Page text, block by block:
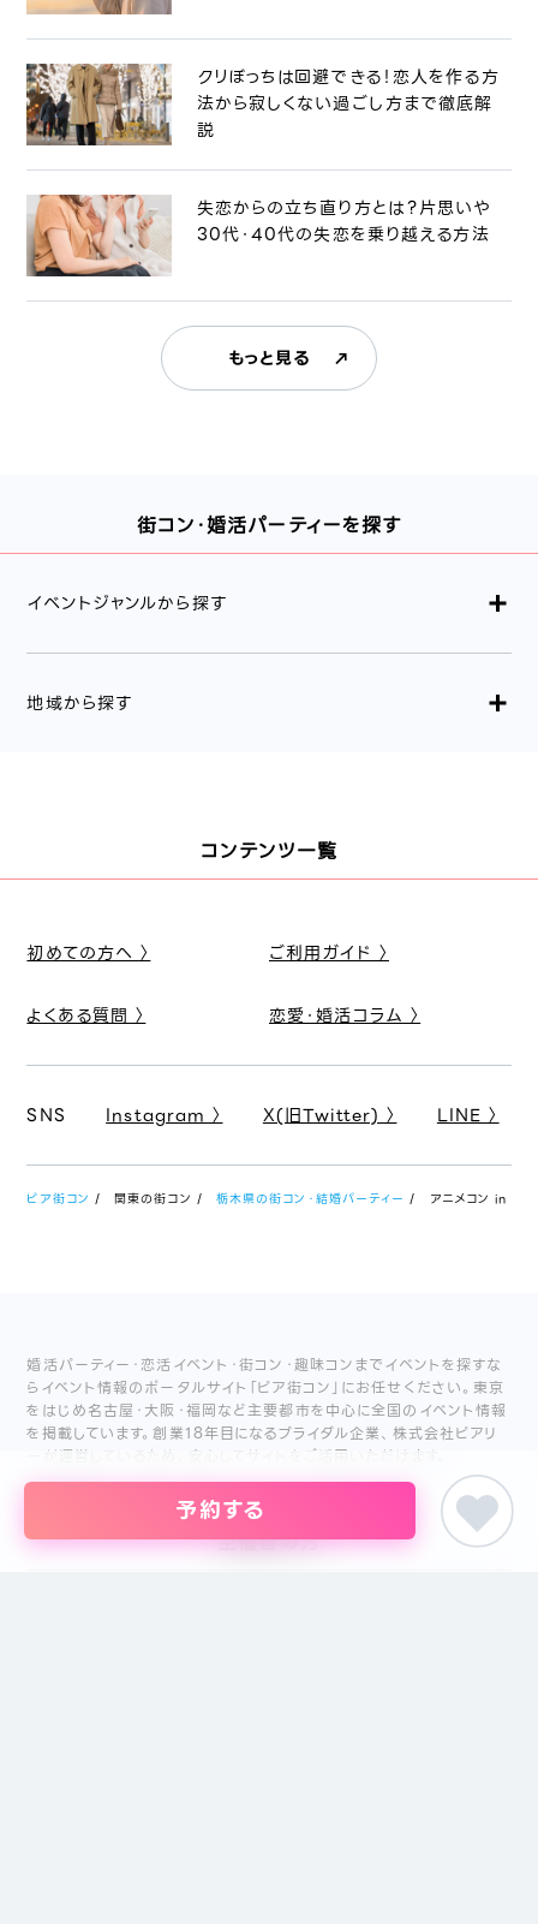
予約する
クリぼっちは回避できる！恋人を作る方
法から寂しくない過ごし方まで徹底解
説
失恋からの立ち直り方とは？片思いや
30代・40代の失恋を乗り越える方法
もっと見る
街コン・婚活パーティーを探す
イベントジャンルから探す
地域から探す
コンテンツ一覧
初めての方へ 〉 ご利用ガイド 〉
よくある質問 〉 恋愛・婚活コラム 〉
SNS Instagram 〉 X(旧Twitter) 〉 LINE 〉
ピア街コン 関東の街コン 栃木県の街コン・結婚パーティー アニメコン in 栃
婚活パーティー・恋活イベント・街コン・趣味コンまでイベントを探すな
らイベント情報のポータルサイト「ピア街コン」にお任せください。東京
をはじめ名古屋・大阪・福岡など主要都市を中心に全国のイベント情報
を掲載しています。創業18年目になるブライダル企業、株式会社ピアリ
ーが運営しているため、安心してサイトをご活用いただけます。
主催者の方